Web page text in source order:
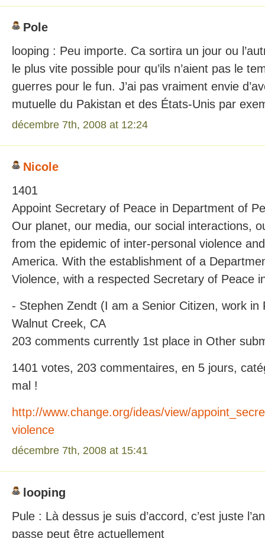
Pole
looping : Peu importe. Ca sortira un jour ou
le plus vite possible pour qu’ils n’aient pas le
guerres pour le fun. J’ai pas vraiment envie
mutuelle du Pakistan et des États-Unis par
décembre 7th, 2008 at 12:24
Nicole
1401
Appoint Secretary of Peace in Department of
Our planet, our media, our social interactions,
from the epidemic of inter-personal violence
America. With the establishment of a
Violence, with a respected Secretary of Peace
- Stephen Zendt (I am a Senior Citizen, work in
Walnut Creek, CA
203 comments currently 1st place in Other
1401 votes, 203 commentaires, en 5 jours,
mal !
http://www.change.org/ideas/view/
violence
décembre 7th, 2008 at 15:41
looping
Pule : Là dessus je suis d’accord, c’est juste
passe peut être actuellement